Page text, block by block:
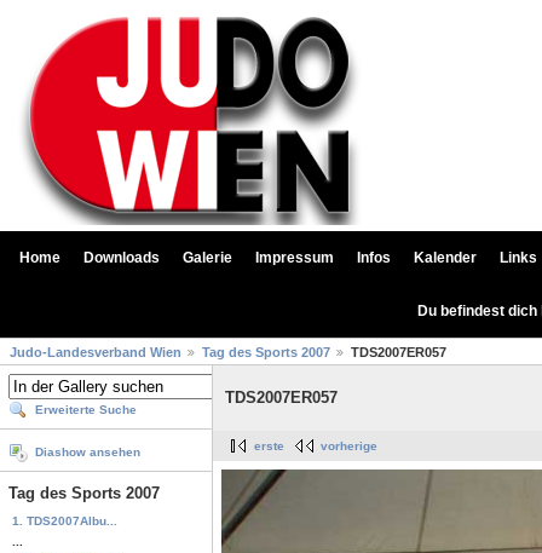
Home Downloads Galerie Impressum Infos Kalender Links
Du befindest
Judo-Landesverband Wien Tag des Sports 2007 TDS2007ER057
Erweiterte Suche
Diashow ansehen
Tag des Sports 2007
1. TDS2007Albu...
TDS2007ER057
erste vorherige